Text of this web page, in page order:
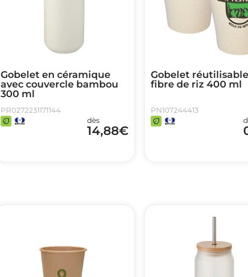
Gobelet en céramique
avec couvercle bambou
300 ml
PR0272231171144
dès
14,88€
Gobelet
fibre de riz 400 ml
PN107244413